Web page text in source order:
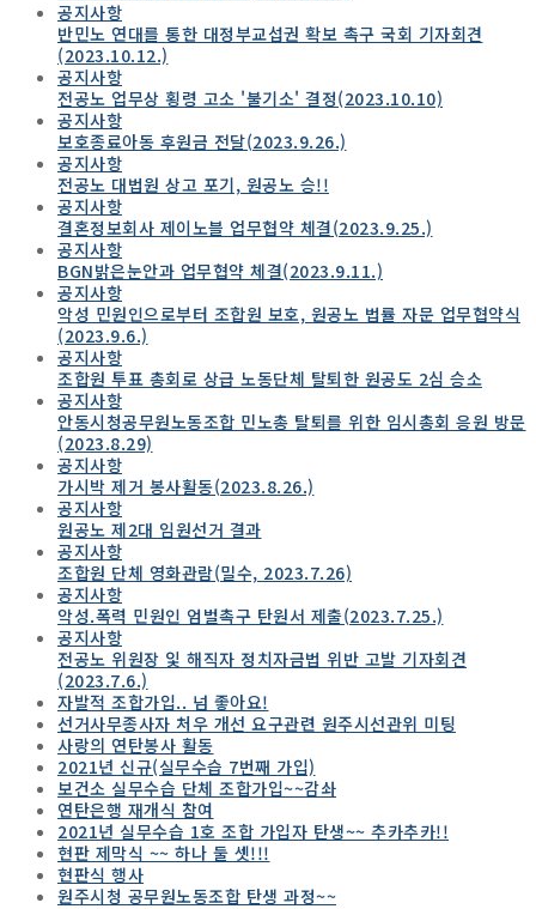
공지사항
반민노 연대를 통한 대정부교섭권 확보 촉구 국회 기자회견
(2023.10.12.)
공지사항
전공노 업무상 횡령 고소 '불기소' 결정(2023.10.10)
공지사항
보호종료아동 후원금 전달(2023.9.26.)
공지사항
전공노 대법원 상고 포기, 원공노 승!!
공지사항
결혼정보회사 제이노블 업무협약 체결(2023.9.25.)
공지사항
BGN밝은눈안과 업무협약 체결(2023.9.11.)
공지사항
악성 민원인으로부터 조합원 보호, 원공노 법률 자문 업무협약식
(2023.9.6.)
공지사항
조합원 투표 총회로 상급 노동단체 탈퇴한 원공도 2심 승소
공지사항
안동시청공무원노동조합 민노총 탈퇴를 위한 임시총회 응원 방문
(2023.8.29)
공지사항
가시박 제거 봉사활동(2023.8.26.)
공지사항
원공노 제2대 임원선거 결과
공지사항
조합원 단체 영화관람(밀수, 2023.7.26)
공지사항
악성.폭력 민원인 엄벌촉구 탄원서 제출(2023.7.25.)
공지사항
전공노 위원장 잋 해직자 정치자금법 위반 고발 기자회견
(2023.7.6.)
자발적 조합가입.. 넘 좋아요!
선거사무종사자 처우 개선 요구관련 원주시선관위 미팅
사랑의 연탄봉사 활동
2021년 신규(실무수습 7번째 가입)
보건소 실무수습 단체 조합가입~~감솨
연탄은행 재개식 참여
2021년 실무수습 1호 조합 가입자 탄생~~ 추카추카!!
현판 제막식 ~~ 하나 둘 셋!!!
현판식 행사
원주시청 공무원노동조합 탄생 과정~~